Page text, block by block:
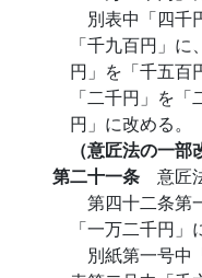
別表中「四千
「千九百円」
円」を「千五百
「二千円」を
円」に改める。
（意匠法の一部
第二十一条 意匠
第四十二条第
「一万二千円
別紙第一号中